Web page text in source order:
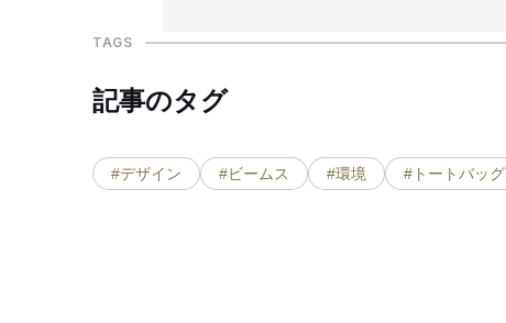
TAGS
記事のタグ
#デザイン #ビームス #環境 #トートバッグ